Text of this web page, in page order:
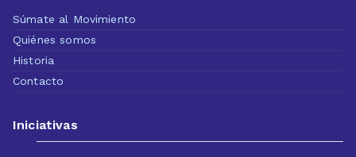
Súmate al Movimiento
Quiénes somos
Historia
Contacto
Iniciativas